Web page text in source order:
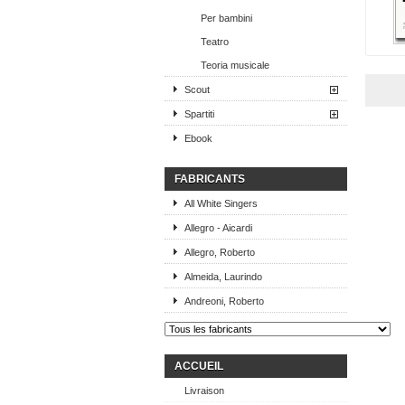
Per bambini
Teatro
Teoria musicale
Scout
Spartiti
Ebook
FABRICANTS
All White Singers
Allegro - Aicardi
Allegro, Roberto
Almeida, Laurindo
Andreoni, Roberto
ACCUEIL
Livraison